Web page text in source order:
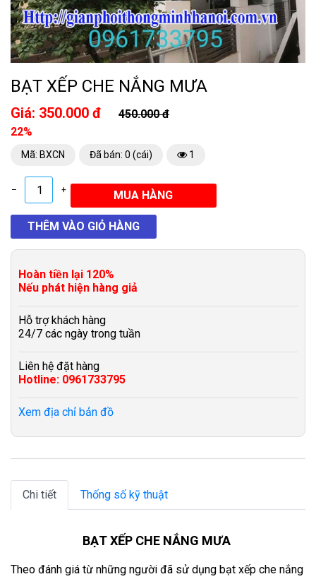
BẠT XẾP CHE NẮNG MƯA
Giá: 350.000 đ
450.000 đ
22%
Mã: BXCN Đã bán: 0 (cái) 1
– +
Hoàn tiền lại 120%
Nếu phát hiện hàng giả
Hỗ trợ khách hàng
24/7 các ngày trong tuần
Liên hệ đặt hàng
Hotline: 0961733795
Xem địa chỉ bản đồ
Chi tiết Thống số kỹ thuật
BẠT XẾP CHE NẮNG MƯA
Theo đánh giá từ những người đã sử dụng bạt xếp che nắng